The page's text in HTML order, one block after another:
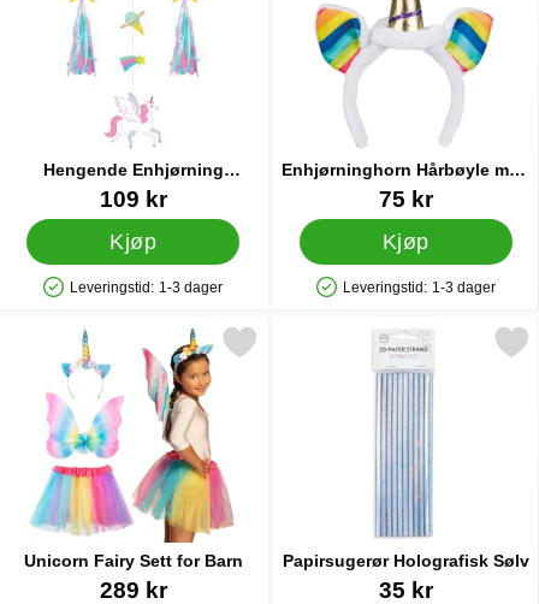
Hengende Enhjørning
Dekorasjoner Stjerner
Varenummer 44783
109 kr
Kjøp
Produkttilgjengelighet: På lager
Leveringstid: 1-3 dager
Enhjørninghorn Hårbøyle med
Regnbueører
Varenummer 15619
75 kr
Kjøp
Produkttilgjengelighet: På lager
Leveringstid: 1-3 dager
Unicorn Fairy Sett for Barn
Varenummer 22926
289 kr
Merk unicorn Fairy Sett for Barn som favoritt
Papirsugerør Holografisk Sølv
Varenummer 22459
35 kr
Merk papirsugerør